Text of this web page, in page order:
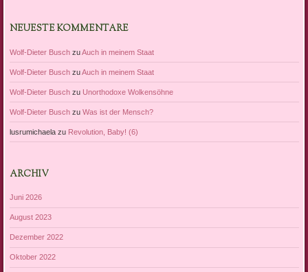
NEUESTE KOMMENTARE
Wolf-Dieter BuschzuAuch in meinem Staat
Wolf-Dieter BuschzuAuch in meinem Staat
Wolf-Dieter Buschzu Unorthodoxe Wolkensöhne
Wolf-Dieter Buschzu Was ist der Mensch?
lusrumichaelazu Revolution, Baby! (6)
ARCHIV
Juni 2026
August 2023
Dezember 2022
Oktober 2022